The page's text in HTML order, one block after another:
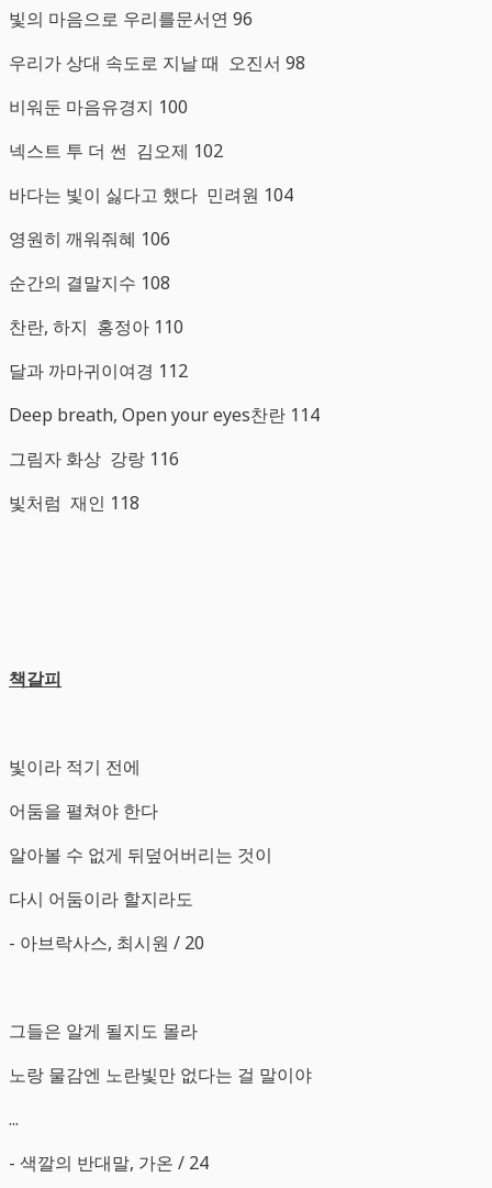
빛의 마음으로 우리를문서연 96
우리가 상대 속도로 지날 때 오진서 98
비워둔 마음유경지 100
넥스트 투 더 썬 김오제 102
바다는 빛이 싫다고 했다 민려원 104
영원히 깨워줘혜 106
순간의 결말지수 108
찬란, 하지 홍정아 110
달과 까마귀이여경 112
Deep breath, Open your eyes찬란 114
그림자 화상 강랑 116
빛처럼 재인 118
책갈피
빛이라 적기 전에
어둠을 펼쳐야 한다
알아볼 수 없게 뒤덮어버리는 것이
다시 어둠이라 할지라도
- 아브락사스, 최시원 / 20
그들은 알게 될지도 몰라
노랑 물감엔 노란빛만 없다는 걸 말이야
...
- 색깔의 반대말, 가온 / 24